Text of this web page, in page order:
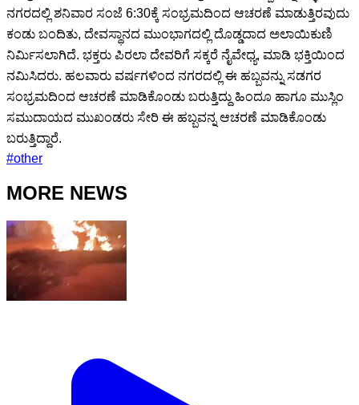
ನಗರದಲ್ಲಿ ಶನಿವಾರ ಸಂಜೆ 6:30ಕ್ಕೆ ಸಂಭ್ರಮದಿಂದ ಆಚರಣೆ ಮಾಡುತ್ತಿರವುದು
ಕಂಡು ಬಂದಿತು, ದೇವಸ್ಥಾನದ ಮುಂಭಾಗದಲ್ಲಿ ದೊಡ್ಡದಾದ ಅಲಾಯಿಕುಣಿ
ನಿರ್ಮಿಸಲಾಗಿದೆ. ಭಕ್ತರು ಪಿರಲಾ ದೇವರಿಗೆ ಸಕ್ಕರೆ ನೈವೇಧ್ಯ, ಮಾಡಿ ಭಕ್ತಿಯಿಂದ
ನಮಿಸಿದರು. ಹಲವಾರು ವರ್ಷಗಳಿಂದ ನಗರದಲ್ಲಿ ಈ ಹಬ್ಬವನ್ನು ಸಡಗರ
ಸಂಭ್ರಮದಿಂದ ಆಚರಣೆ ಮಾಡಿಕೊಂಡು ಬರುತ್ತಿದ್ದು ಹಿಂದೂ ಹಾಗೂ ಮುಸ್ಲಿಂ
ಸಮುದಾಯದ ಮುಖಂಡರು ಸೇರಿ ಈ ಹಬ್ಬವನ್ನ ಆಚರಣೆ ಮಾಡಿಕೊಂಡು
ಬರುತ್ತಿದ್ದಾರೆ.
#other
MORE NEWS